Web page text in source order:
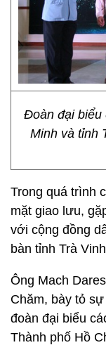
Đoàn đại biểu
Minh và tỉnh
Trong quá trình
mặt giao lưu,
với cộng đồng
bàn tỉnh Trà
Ông Mach
Chăm, bày tỏ
đoàn đại biểu
Thành phố Hồ